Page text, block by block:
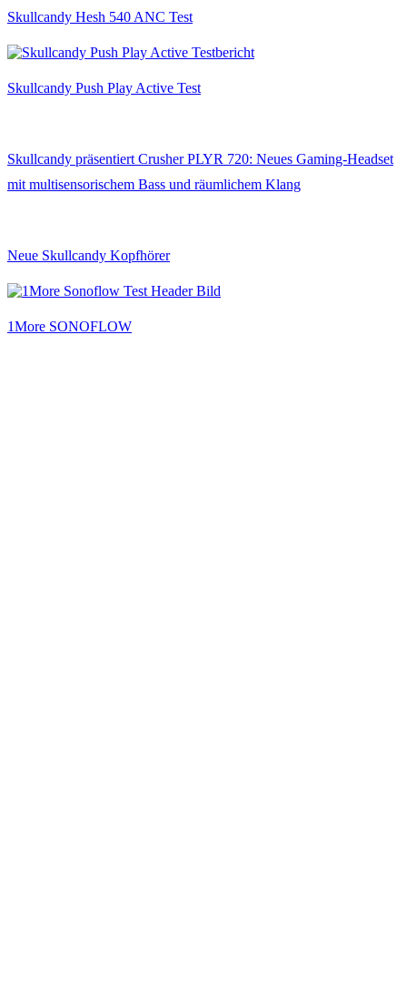
Skullcandy Hesh 540 ANC Test
Skullcandy Push Play Active Test
Skullcandy präsentiert Crusher PLYR 720: Neues Gaming-Headset
mit multisensorischem Bass und räumlichem Klang
Neue Skullcandy Kopfhörer
1More SONOFLOW